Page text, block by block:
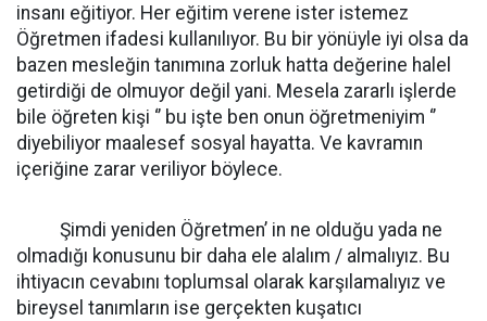
insanı eğitiyor. Her eğitim verene ister istemez
Öğretmen ifadesi kullanılıyor. Bu bir yönüyle iyi olsa da
bazen mesleğin tanımına zorluk hatta değerine halel
getirdiği de olmuyor değil yani. Mesela zararlı işlerde
bile öğreten kişi ‘’ bu işte ben onun öğretmeniyim ‘’
diyebiliyor maalesef sosyal hayatta. Ve kavramın
içeriğine zarar veriliyor böylece.
Şimdi yeniden Öğretmen’ in ne olduğu yada ne
olmadığı konusunu bir daha ele alalım / almalıyız. Bu
ihtiyacın cevabını toplumsal olarak karşılamalıyız ve
bireysel tanımların ise gerçekten kuşatıcı